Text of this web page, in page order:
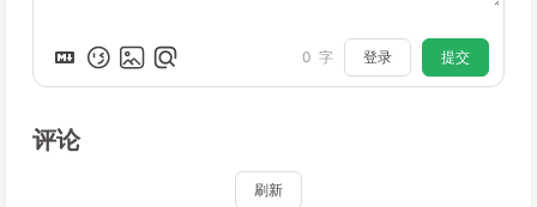
0 字 登录 提交
评论
刷新